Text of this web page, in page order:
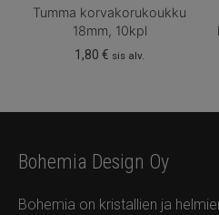
Tumma korvakorukoukku
18mm, 10kpl
1,80€ sis alv.
Bohemia Design Oy
Bohemia on kristallien ja